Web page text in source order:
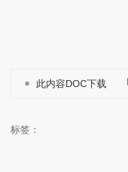
此内容DOC下载
标签：